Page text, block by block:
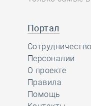
работ
строительстве
32 процента с 2019
Портал
Сотрудничество
Персоналии
О проекте
Правила
Помощь